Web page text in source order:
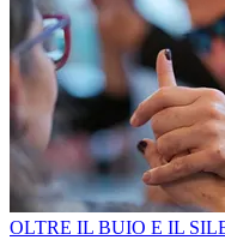
OLTRE IL BUIO E IL